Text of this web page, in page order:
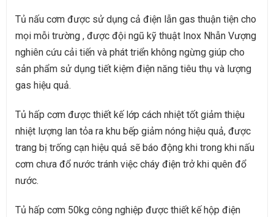
Tủ nấu cơm được sử dụng cả điện lẫn gas thuận tiện cho
mọi mỗi trường , được đội ngũ kỹ thuật Inox Nhẫn Vượng
nghiên cứu cải tiến và phát triển không ngừng giúp cho
sản phẩm sử dụng tiết kiệm điện năng tiêu thụ và lượng
gas hiệu quả.
Tủ hấp cơm được thiết kế lớp cách nhiệt tốt giảm thiệu
nhiệt lượng lan tỏa ra khu bếp giảm nóng hiệu quả, được
trang bị trống cạn hiệu quả sẽ báo động khi trong khi nấu
cơm chưa đổ nước tránh việc cháy điện trở khi quên đổ
nước.
Tủ hấp cơm 50kg công nghiệp được thiết kế hộp điện